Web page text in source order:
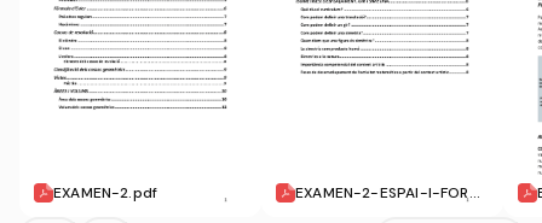
EXAMEN-2.pdf
EXAMEN-2-ESPAI-I-FORM